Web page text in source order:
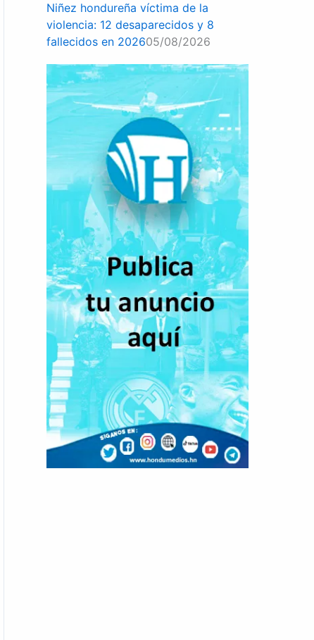
Niñez hondureña víctima de la
violencia: 12 desaparecidos y 8
fallecidos en 202605/08/2026